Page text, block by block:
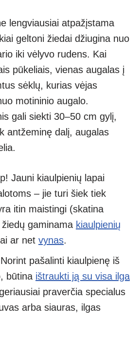
lengviausiai atpažįstama
geltoni žiedai džiugina nuo
iki vėlyvo rudens. Kai
pūkeliais, vienas augalas į
sėklų, kurias vėjas
motininio augalo.
gali siekti 30–50 cm gylį,
antžeminę dalį, augalas
Jauni kiaulpienių lapai
– jie turi šiek tiek
itin maistingi (skatina
gaminama kiaulpienių
ar net vynas.
Norint pašalinti kiaulpienę iš
būtina ištraukti ją su visa ilga
praverčia specialus
arba siauras, ilgas